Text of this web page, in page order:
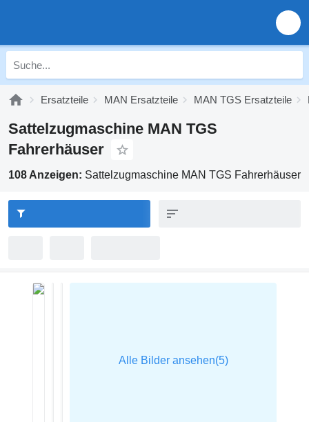
Ersatzteile MAN Ersatzteile MAN TGS Ersatzteile
Sattelzugmaschine MAN TGS
Fahrerhäuser
108 Anzeigen: Sattelzugmaschine MAN TGS Fahrerhäuser